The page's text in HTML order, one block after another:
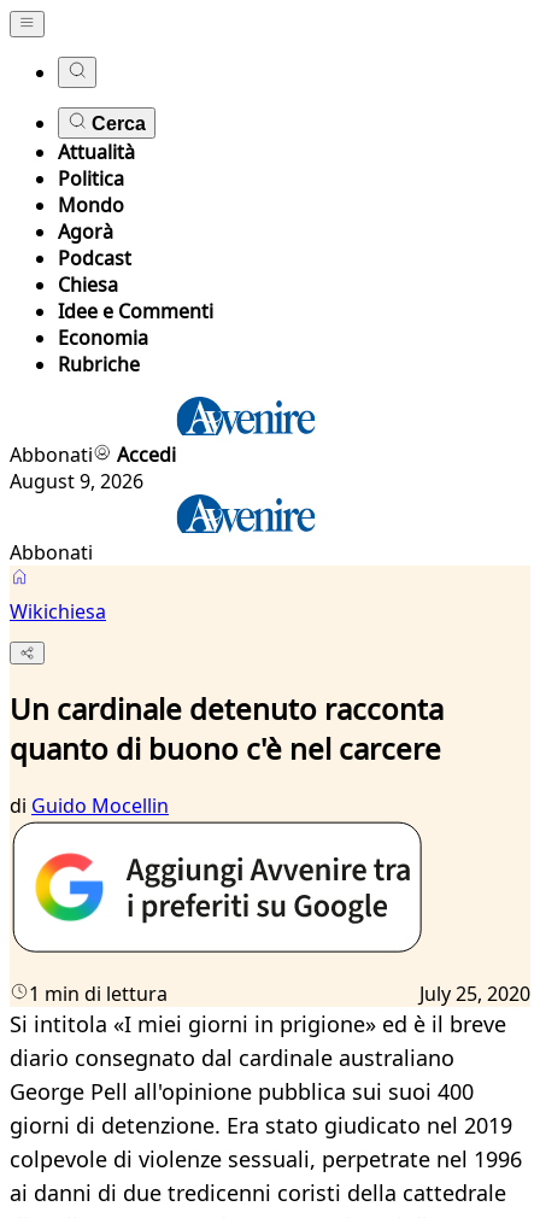
Cerca
Attualità
Politica
Mondo
Agorà
Podcast
Chiesa
Idee e Commenti
Economia
Rubriche
Abbonati
Accedi
August 9, 2026
Abbonati
Wikichiesa
Un cardinale detenuto racconta
quanto di buono c'è nel carcere
di Guido Mocellin
1 min di lettura July 25, 2020
Si intitola «I miei giorni in prigione» ed è il breve
diario consegnato dal cardinale australiano
George Pell all'opinione pubblica sui suoi 400
giorni di detenzione. Era stato giudicato nel 2019
colpevole di violenze sessuali, perpetrate nel 1996
ai danni di due tredicenni coristi della cattedrale